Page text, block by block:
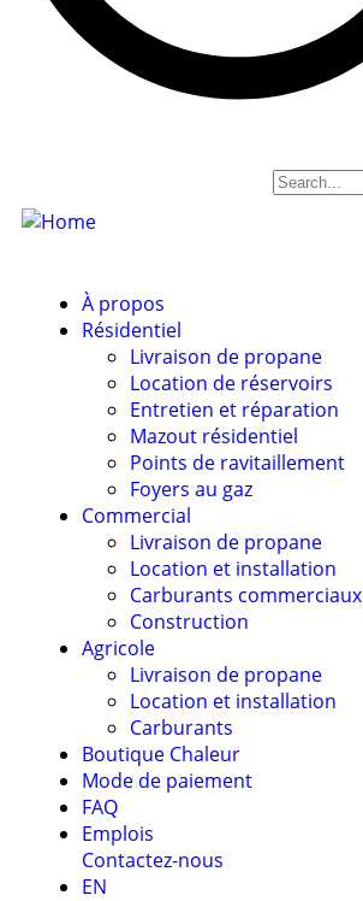
À propos
Résidentiel
Livraison de propane
Location de réservoirs
Entretien et réparation
Mazout résidentiel
Points de ravitaillement
Foyers au gaz
Commercial
Livraison de propane
Location et installation
Carburants commerciaux
Construction
Agricole
Livraison de propane
Location et installation
Carburants
Boutique Chaleur
Mode de paiement
FAQ
Emplois
Contactez-nous
EN